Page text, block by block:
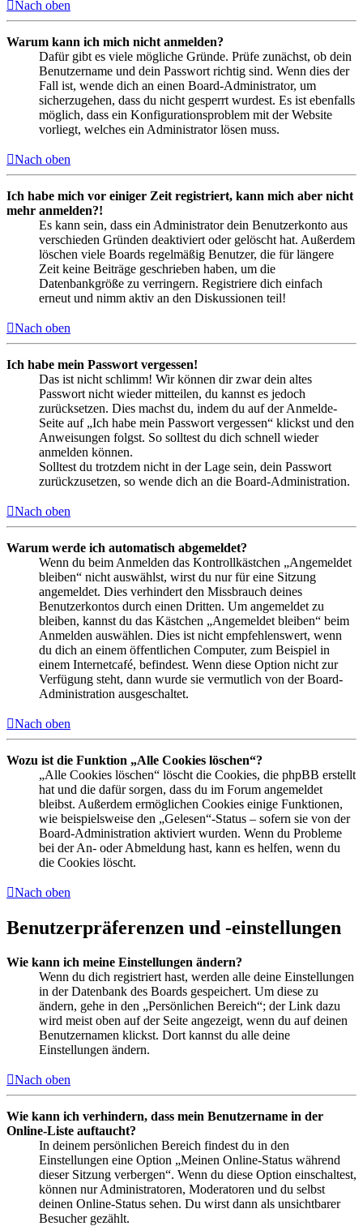
Nach oben
Warum kann ich mich nicht anmelden?
Dafür gibt es viele mögliche Gründe. Prüfe zunächst, ob dein
Benutzername und dein Passwort richtig sind. Wenn dies der
Fall ist, wende dich an einen Board-Administrator, um
sicherzugehen, dass du nicht gesperrt wurdest. Es ist ebenfalls
möglich, dass ein Konfigurationsproblem mit der Website
vorliegt, welches ein Administrator lösen muss.
Nach oben
Ich habe mich vor einiger Zeit registriert, kann mich aber nicht
mehr anmelden?!
Es kann sein, dass ein Administrator dein Benutzerkonto aus
verschieden Gründen deaktiviert oder gelöscht hat. Außerdem
löschen viele Boards regelmäßig Benutzer, die für längere
Zeit keine Beiträge geschrieben haben, um die
Datenbankgröße zu verringern. Registriere dich einfach
erneut und nimm aktiv an den Diskussionen teil!
Nach oben
Ich habe mein Passwort vergessen!
Das ist nicht schlimm! Wir können dir zwar dein altes
Passwort nicht wieder mitteilen, du kannst es jedoch
zurücksetzen. Dies machst du, indem du auf der Anmelde-
Seite auf „Ich habe mein Passwort vergessen“ klickst und den
Anweisungen folgst. So solltest du dich schnell wieder
anmelden können.
Solltest du trotzdem nicht in der Lage sein, dein Passwort
zurückzusetzen, so wende dich an die Board-Administration.
Nach oben
Warum werde ich automatisch abgemeldet?
Wenn du beim Anmelden das Kontrollkästchen „Angemeldet
bleiben“ nicht auswählst, wirst du nur für eine Sitzung
angemeldet. Dies verhindert den Missbrauch deines
Benutzerkontos durch einen Dritten. Um angemeldet zu
bleiben, kannst du das Kästchen „Angemeldet bleiben“ beim
Anmelden auswählen. Dies ist nicht empfehlenswert, wenn
du dich an einem öffentlichen Computer, zum Beispiel in
einem Internetcafé, befindest. Wenn diese Option nicht zur
Verfügung steht, dann wurde sie vermutlich von der Board-
Administration ausgeschaltet.
Nach oben
Wozu ist die Funktion „Alle Cookies löschen“?
„Alle Cookies löschen“ löscht die Cookies, die phpBB erstellt
hat und die dafür sorgen, dass du im Forum angemeldet
bleibst. Außerdem ermöglichen Cookies einige Funktionen,
wie beispielsweise den „Gelesen“-Status – sofern sie von der
Board-Administration aktiviert wurden. Wenn du Probleme
bei der An- oder Abmeldung hast, kann es helfen, wenn du
die Cookies löscht.
Nach oben
Benutzerpräferenzen und -einstellungen
Wie kann ich meine Einstellungen ändern?
Wenn du dich registriert hast, werden alle deine Einstellungen
in der Datenbank des Boards gespeichert. Um diese zu
ändern, gehe in den „Persönlichen Bereich“; der Link dazu
wird meist oben auf der Seite angezeigt, wenn du auf deinen
Benutzernamen klickst. Dort kannst du alle deine
Einstellungen ändern.
Nach oben
Wie kann ich verhindern, dass mein Benutzername in der
Online-Liste auftaucht?
In deinem persönlichen Bereich findest du in den
Einstellungen eine Option „Meinen Online-Status während
dieser Sitzung verbergen“. Wenn du diese Option einschaltest,
können nur Administratoren, Moderatoren und du selbst
deinen Online-Status sehen. Du wirst dann als unsichtbarer
Besucher gezählt.